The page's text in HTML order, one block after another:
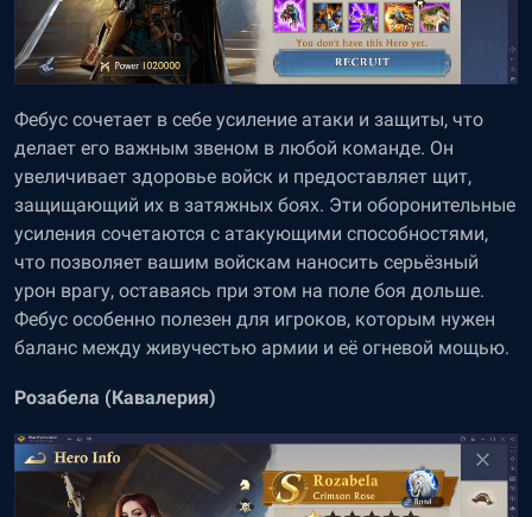
Фебус сочетает в себе усиление атаки и защиты, что
делает его важным звеном в любой команде. Он
увеличивает здоровье войск и предоставляет щит,
защищающий их в затяжных боях. Эти оборонительные
усиления сочетаются с атакующими способностями,
что позволяет вашим войскам наносить серьёзный
урон врагу, оставаясь при этом на поле боя дольше.
Фебус особенно полезен для игроков, которым нужен
баланс между живучестью армии и её огневой мощью.
Розабела (Кавалерия)